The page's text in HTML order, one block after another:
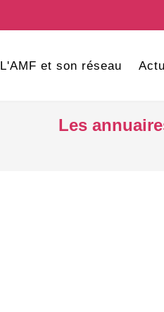
L'AMF et son réseau
Les